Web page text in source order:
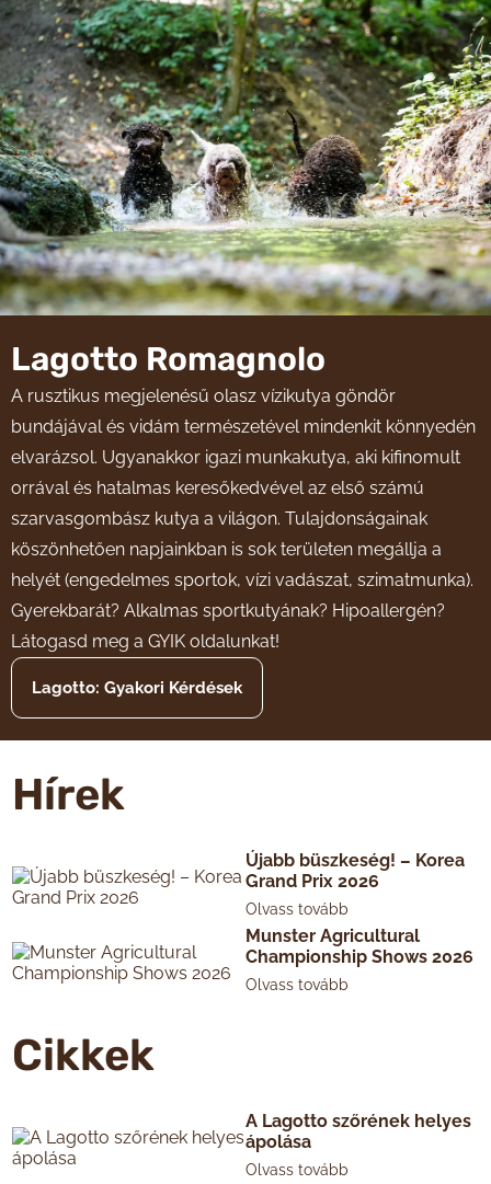
Lagotto Romagnolo
A rusztikus megjelenésű olasz vízikutya göndör
bundájával és vidám természetével mindenkit könnyedén
elvarázsol. Ugyanakkor igazi munkakutya, aki kifinomult
orrával és hatalmas keresőkedvével az első számú
szarvasgombász kutya a világon. Tulajdonságainak
köszönhetően napjainkban is sok területen megállja a
helyét (engedelmes sportok, vízi vadászat, szimatmunka).
Gyerekbarát? Alkalmas sportkutyának? Hipoallergén?
Látogasd meg a GYIK oldalunkat!
Lagotto: Gyakori Kérdések
Hírek
Újabb büszkeség! – Korea
Grand Prix 2026
Olvass tovább
Munster Agricultural
Championship Shows 2026
Olvass tovább
Cikkek
A Lagotto szőrének helyes
ápolása
Olvass tovább